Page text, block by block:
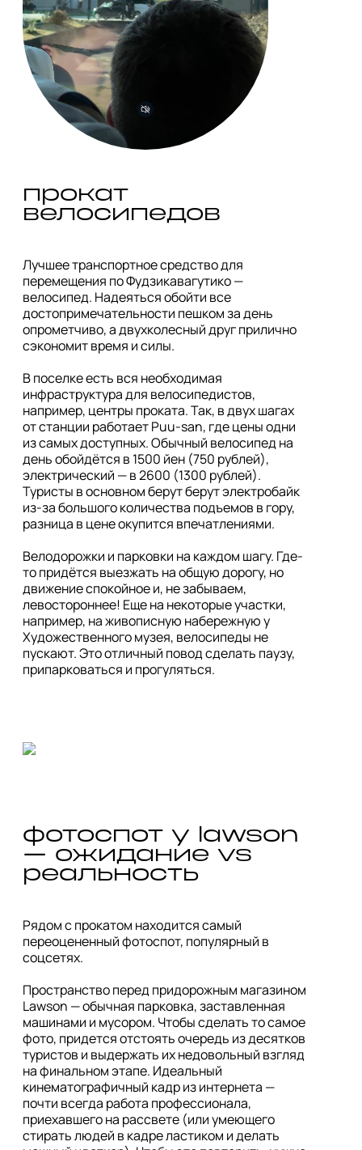
прокат
велосипедов
Лучшее транспортное средство для
перемещения по Фудзикавагутико —
велосипед. Надеяться обойти все
достопримечательности пешком за день
опрометчиво, а двухколесный друг прилично
сэкономит время и силы.
В поселке есть вся необходимая
инфраструктура для велосипедистов,
например, центры проката. Так, в двух шагах
от станции работает Puu-san, где цены одни
из самых доступных. Обычный велосипед на
день обойдётся в 1500 йен (750 рублей),
электрический — в 2600 (1300 рублей).
Туристы в основном берут берут электробайк
из-за большого количества подъемов в гору,
разница в цене окупится впечатлениями.
Велодорожки и парковки на каждом шагу. Где-
то придётся выезжать на общую дорогу, но
движение спокойное и, не забываем,
левостороннее! Еще на некоторые участки,
например, на живописную набережную у
Художественного музея, велосипеды не
пускают. Это отличный повод сделать паузу,
фотоспот у lawson
— ожидание vs
реальность
Рядом с прокатом находится самый
переоцененный фотоспот, популярный в
соцсетях.
Пространство перед придорожным магазином
Lawson — обычная парковка, заставленная
машинами и мусором. Чтобы сделать то самое
фото, придется отстоять очередь из десятков
туристов и выдержать их недовольный взгляд
на финальном этапе. Идеальный
кинематографичный кадр из интернета —
почти всегда работа профессионала,
приехавшего на рассвете (или умеющего
стирать людей в кадре ластиком и делать